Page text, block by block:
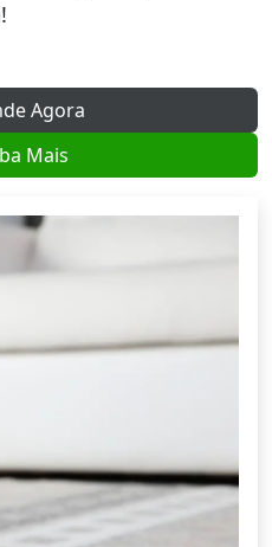
Agora
Mais